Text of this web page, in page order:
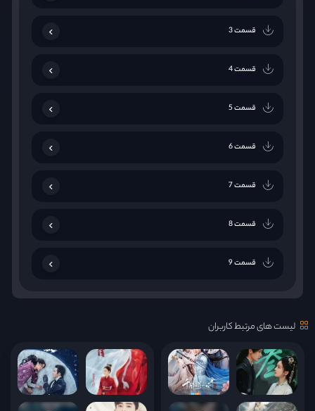
قسمت 3
قسمت 4
قسمت 5
قسمت 6
قسمت 7
قسمت 8
قسمت 9
قسمت 10
قسمت 12
لیست های مرتبط کاربران